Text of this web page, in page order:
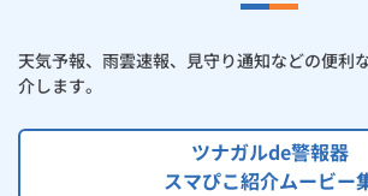
天気予報、雨雲速報、見守り通知などの便利
介します。
ツナガルde警報器
スマぴこ紹介ムービー